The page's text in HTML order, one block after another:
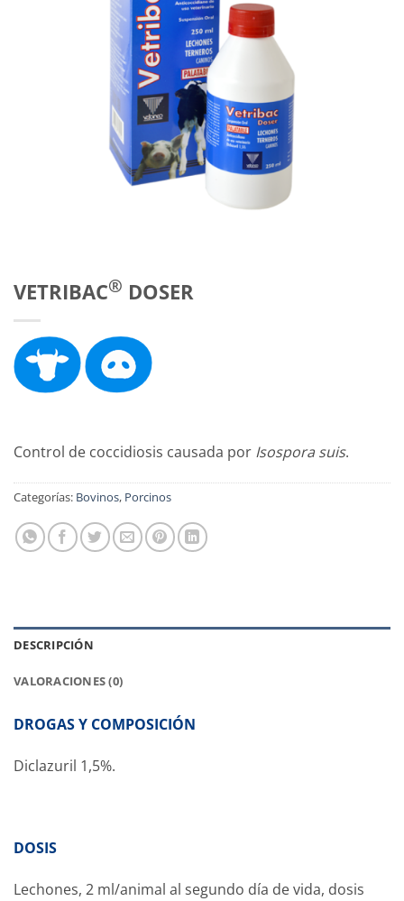
VETRIBAC® DOSER
Control de coccidiosis causada por Isospora suis.
Categorías: Bovinos, Porcinos
DESCRIPCIÓN
VALORACIONES (0)
DROGAS Y COMPOSICIÓN
Diclazuril 1,5%.
DOSIS
Lechones, 2 ml/animal al segundo día de vida, dosis